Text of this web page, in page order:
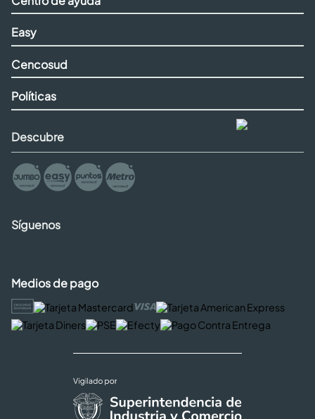
Easy
Cencosud
Políticas
Descubre
Síguenos
Medios de pago